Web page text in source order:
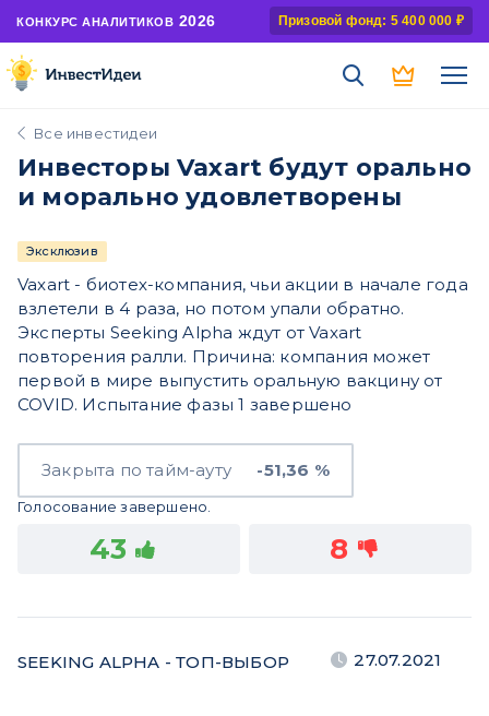
КОНКУРС АНАЛИТИКОВ 2026 Призовой фонд: 5 400 000 ₽
Все инвестидеи
Инвесторы Vaxart будут орально
и морально удовлетворены
Эксклюзив
Vaxart - биотех-компания, чьи акции в начале года
взлетели в 4 раза, но потом упали обратно.
Эксперты Seeking Alpha ждут от Vaxart
повторения ралли. Причина: компания может
первой в мире выпустить оральную вакцину от
COVID. Испытание фазы 1 завершено
Закрыта по тайм-ауту -51,36 %
Голосование завершено.
43 8
SEEKING ALPHA - ТОП-ВЫБОР 27.07.2021